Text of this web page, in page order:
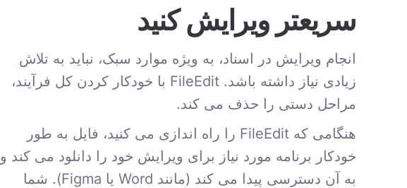
سریعتر ویرایش کنید
انجام ویرایش در اسناد، به ویژه موارد سبک، نباید به تلاش
زیادی نیاز داشته باشد. FileEdit با خودکار کردن کل فرآیند،
مراحل دستی را حذف می کند.
هنگامی که FileEdit را راه اندازی می کنید، فایل به طور
خودکار برنامه مورد نیاز برای ویرایش خود را دانلود می کند و
به آن دسترسی پیدا می کند (مانند Word یا Figma). شما